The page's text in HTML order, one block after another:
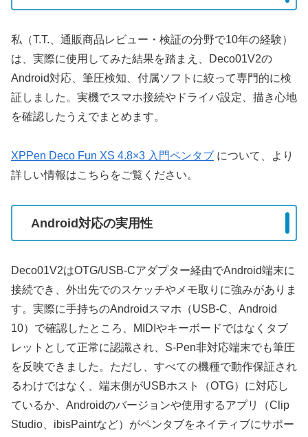
私（T.T.、通販商品レビュー・検証の分野で10年の経験）
は、実際に使用してみた結果を踏まえ、Deco01V2の
Android対応、筆圧検知、付属ソフトに絞って専門的に検
証しました。実機でスマホ接続やドライバ設定、描き心地
を確認したうえでまとめます。
XPPen Deco Fun XS 4.8×3 入門ペンタブ について、より
詳しい情報はこちらをご覧ください。
Android対応の実用性
Deco01V2はOTG/USB-Cアダプター経由でAndroid端末に
接続でき、外出先でのスケッチやメモ取りに強みがありま
す。実際に手持ちのAndroidスマホ（USB-C、Android
10）で確認したところ、MIDIやキーボードではなくタブ
レットとして正常に認識され、S-Pen非対応端末でも筆圧
を反映できました。ただし、すべての機種で動作保証され
るわけではなく、端末側がUSBホスト（OTG）に対応し
ているか、Androidのバージョンや使用するアプリ（Clip
Studio、ibisPaintなど）がペンタブをネイティブにサポー